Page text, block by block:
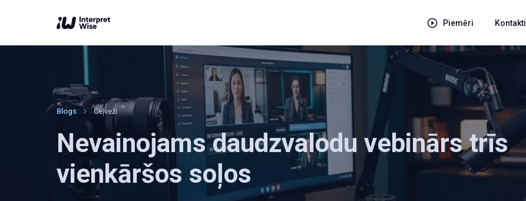
Piemēri Kontakti
Blogs Ceļveži
Nevainojams daudzvalodu vebinārs trīs
vienkāršos soļos